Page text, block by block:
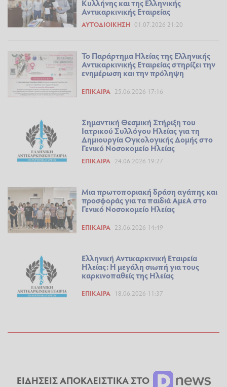
Κυλλήνης και της Ελληνικής
Αντικαρκινικής Εταιρείας
ΑΥΤΟΔΙΟΊΚΗΣΗ 01.07.2026 21:20
Το Παράρτημα Ηλείας της Ελληνικής
Αντικαρκινικής Εταιρείας στηρίζει την
ενημέρωση και την πρόληψη
ΕΠΊΚΑΙΡΑ 25.06.2026 17:16
Σημαντική Θεσμική Στήριξη του
Ιατρικού Συλλόγου Ηλείας για τη
Δημιουργία Ογκολογικής Δομής στο
Γενικό Νοσοκομείο Ηλείας
ΕΠΊΚΑΙΡΑ 24.06.2026 19:27
Μια πρωτοποριακή δράση αγάπης και
προσφοράς για τα παιδιά ΑμεΑ στο
Γενικό Νοσοκομείο Ηλείας
ΕΠΊΚΑΙΡΑ 23.06.2026 14:49
Ελληνική Αντικαρκινική Εταιρεία
Ηλείας: Η μεγάλη σιωπή για τους
καρκινοπαθείς της Ηλείας
ΕΠΊΚΑΙΡΑ 18.06.2026 11:37
ΕΙΔΗΣΕΙΣ ΑΠΟΚΛΕΙΣΤΙΚΑ ΣΤΟ